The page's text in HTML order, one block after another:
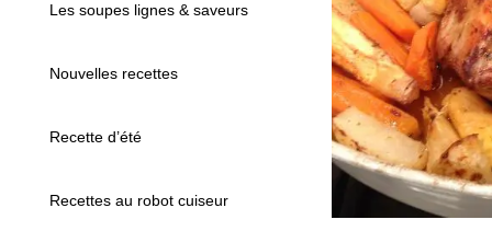
Les soupes lignes & saveurs
Nouvelles recettes
Recette d’été
Recettes au robot cuiseur